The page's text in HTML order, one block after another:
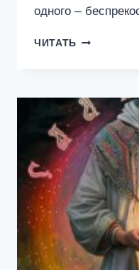
одного —
ЧИТАТЬ МАГЕЛЛАН
ГАТТАК